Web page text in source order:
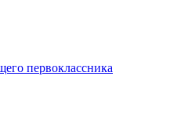
первоклассника